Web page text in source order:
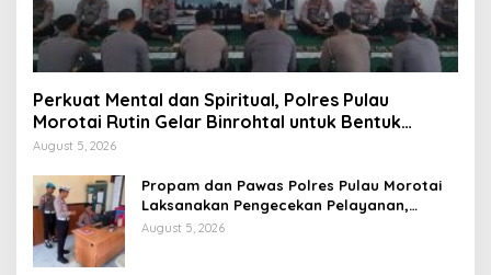
Perkuat Mental dan Spiritual, Polres Pulau
Morotai Rutin Gelar Binrohtal untuk Bentuk
Personel Berintegritas
August 5, 2026
Propam dan Pawas Polres Pulau Morotai
Laksanakan Pengecekan Pelayanan,
Pastikan Masyarakat Mendapat
August 5, 2026